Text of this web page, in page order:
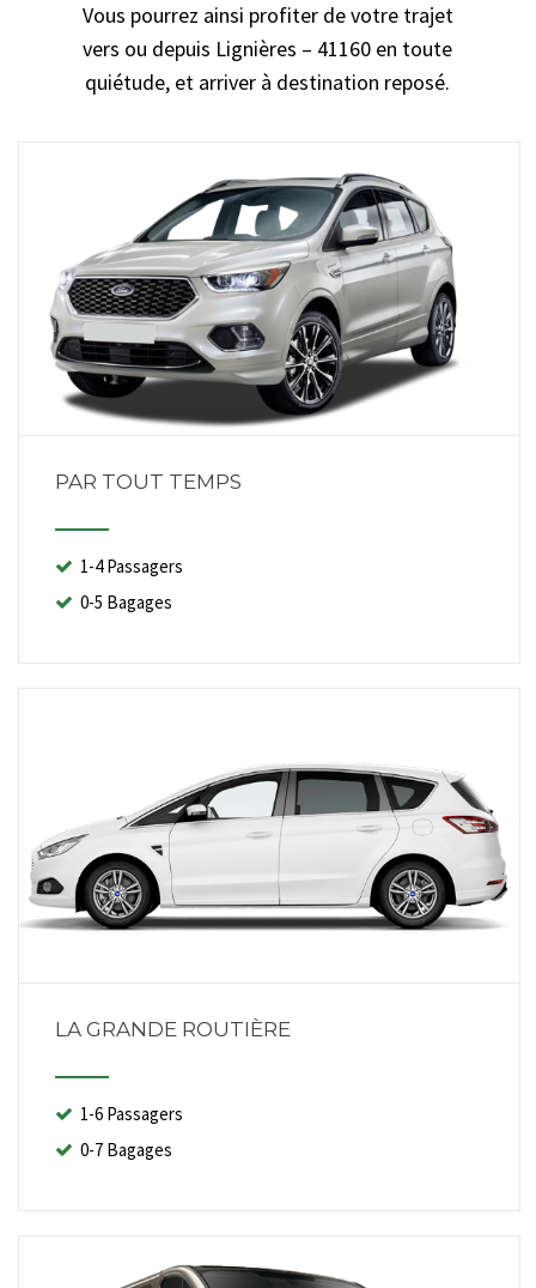
Vous pourrez ainsi profiter de votre trajet
vers ou depuis Lignières – 41160 en toute
quiétude, et arriver à destination reposé.
PAR TOUT TEMPS
1-4 Passagers
0-5 Bagages
LA GRANDE ROUTIÈRE
1-6 Passagers
0-7 Bagages